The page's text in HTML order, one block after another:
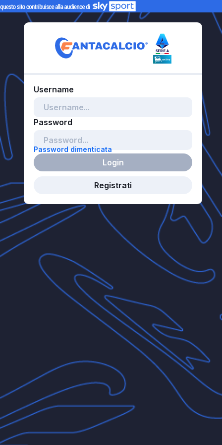
Password dimenticata
Login
Registrati